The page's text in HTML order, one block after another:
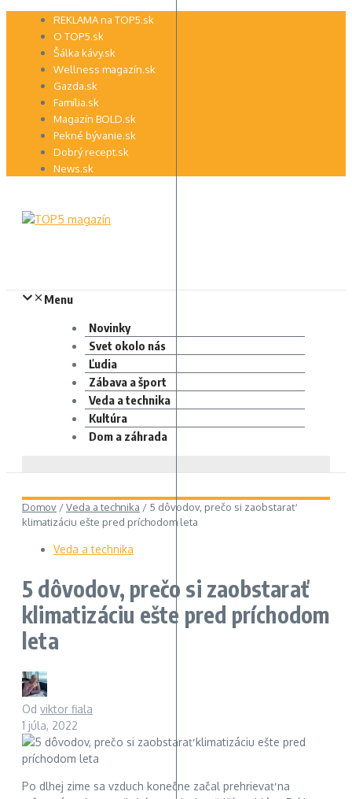
Preskočiť REKLAMA na TOP5.sk
O TOP5.sk
Šálka kávy.sk
Wellness magazín.sk
Gazda.sk
Família.sk
Magazín BOLD.sk
Pekné bývanie.sk
Dobrý recept.sk
News.sk
Menu
Novinky
Svet okolo nás
Ľudia
Zábava a šport
Veda a technika
Kultúra
Dom a záhrada
Domov /Veda a technika / 5 dôvodov, prečo si zaobstarať
klimatizáciu ešte pred príchodom leta
Veda a technika
5 dôvodov, prečo si zaobstarať
klimatizáciu ešte pred príchodom
leta
Od viktor fiala
1 júla, 2022
Po dlhej zime sa vzduch konečne začal prehrievať na